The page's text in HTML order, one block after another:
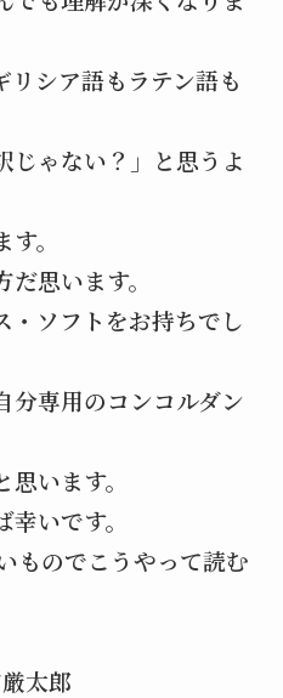
リシア語もラテン語も
じゃない？」と思うよ
。
思います。
・ソフトをお持ちでし
分専用のコンコルダン
います。
いです。
ものでこうやって読む
太郎